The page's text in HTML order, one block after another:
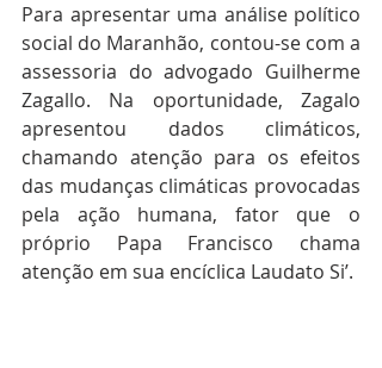
Para apresentar uma análise político
social do Maranhão, contou-se com a
assessoria do advogado Guilherme
Zagallo. Na oportunidade, Zagalo
apresentou dados climáticos,
chamando atenção para os efeitos
das mudanças climáticas provocadas
pela ação humana, fator que o
próprio Papa Francisco chama
atenção em sua encíclica Laudato Si’.